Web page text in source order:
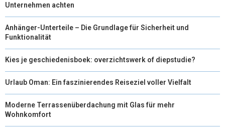
Unternehmen achten
Anhänger-Unterteile – Die Grundlage für Sicherheit und
Funktionalität
Kies je geschiedenisboek: overzichtswerk of diepstudie?
Urlaub Oman: Ein faszinierendes Reiseziel voller Vielfalt
Moderne Terrassenüberdachung mit Glas für mehr
Wohnkomfort